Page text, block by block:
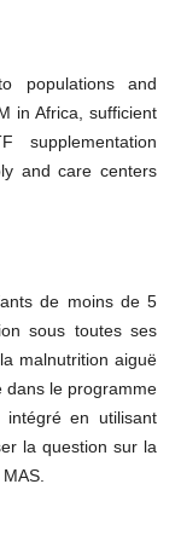
populations and
in Africa, sufficient
supplementation
and care centers
de moins de 5
sous toutes ses
malnutrition aiguë
dans le programme
intégré en utilisant
la question sur la